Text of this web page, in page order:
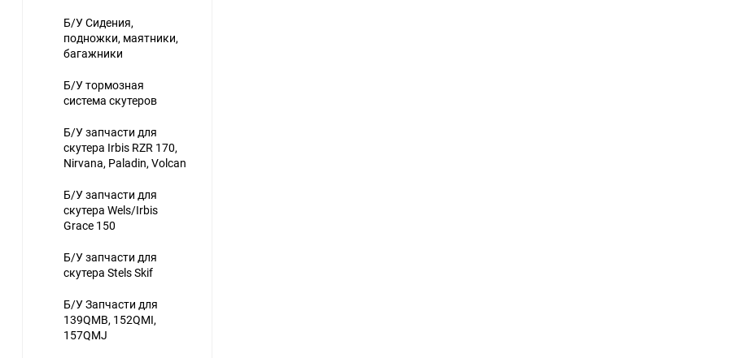
Б/У Сидения,
подножки, маятники,
багажники
Б/У тормозная
система скутеров
Б/У запчасти для
скутера Irbis RZR 170,
Nirvana, Paladin, Volcan
Б/У запчасти для
скутера Wels/Irbis
Grace 150
Б/У запчасти для
скутера Stels Skif
Б/У Запчасти для
139QMB, 152QMI,
157QMJ